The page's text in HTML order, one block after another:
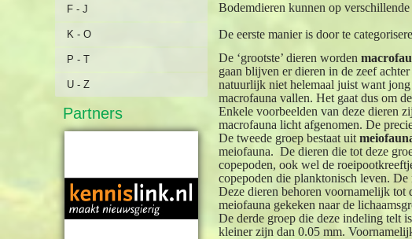
F - J
K - O
P - T
U - Z
Partners
Bodemdieren kunnen op
De eerste manier is door te
De ‘grootste’ dieren worden
gaan blijven er dieren in de zeef
natuurlijk niet helemaal juist want
macrofauna vallen. Het gaat dus om
Enkele voorbeelden van deze dieren
macrofauna licht afgenomen. De
De tweede groep bestaat uit
meiofauna. De dieren die tot deze
copepoden, ook wel de
copepoden die planktonisch leven.
Deze dieren behoren voornamelijk
meiofauna gekeken naar de
De derde groep die deze indeling telt
kleiner zijn dan 0.05 mm.